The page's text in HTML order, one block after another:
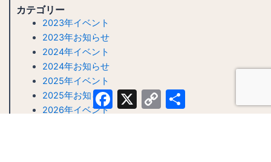
カテゴリー
2023年イベント
2023年お知らせ
2024年イベント
2024年お知らせ
2025年イベント
2025年お知らせ
2026年イベント
Facebook
X
Copy
Link